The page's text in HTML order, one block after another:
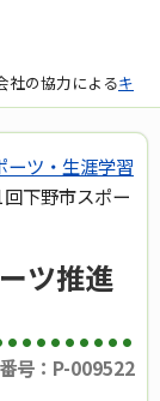
社の協力によるキ
ーツ・生涯学習
下野市スポー
ツ推進
号：P-009522